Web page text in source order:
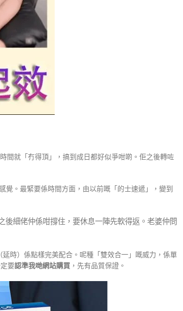
間就「冇得頂」，搞到成日都好似爭咁啲。佢之後轉咗
覺。最緊要係時間方面，由以前嘅「的士速遞」，變到
後細佬仲係咁撐住，要休息一陣先軟得返。老婆仲問
時）係點樣完美配合。呢種「雙效合一」嘅威力，係單
要認準我哋網站購買 ，先有品質保證。